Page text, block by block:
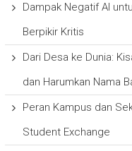
Dampak Negatif AI
Berpikir Kritis
Dari Desa ke Dunia:
dan Harumkan Nama
Peran Kampus dan
Student Exchange